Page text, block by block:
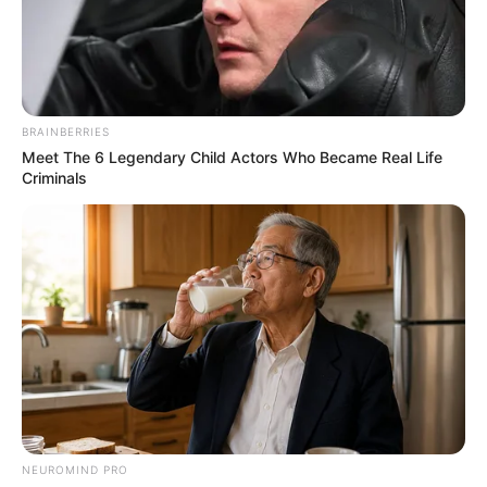
05-2024
Base Quinté et Spécial Tocard pour le
Programme et Pronostic PMU gratuit du 31
Mai 2024 PRIX PYTHIA
BRAINBERRIES
Meet The 6 Legendary Child Actors Who Became Real Life
Criminals
NEUROMIND PRO